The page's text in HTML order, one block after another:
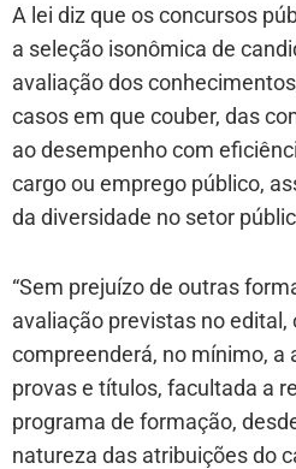
A lei diz que os concursos
a seleção isonômica de
avaliação dos
casos em que couber, das
ao desempenho com
cargo ou emprego público,
da diversidade no setor
“Sem prejuízo de outras
avaliação previstas no edital,
compreenderá, no mínimo, a
provas e títulos, facultada a
programa de formação,
natureza das atribuições do